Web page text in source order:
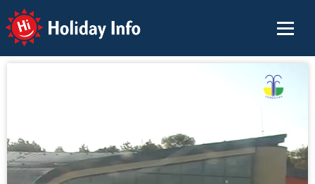
Holiday Info